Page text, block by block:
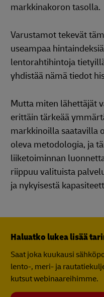
markkinakoron tasolla.
Varustamot tekevät
useampaa
lentorahtihintoja
yhdistää nämä tiedot
Mutta miten lähettäjät
erittäin tärkeää
markkinoilla saatavilla
oleva metodologia, ja
liiketoiminnan
riippuu valituista
ja nykyisestä
Haluatko lukea lisää
Saat joka kuukausi
lento-, meri- ja
kutsut webinaareihimme.